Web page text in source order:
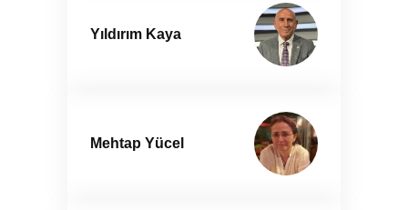
Yıldırım Kaya
Mehtap Yücel